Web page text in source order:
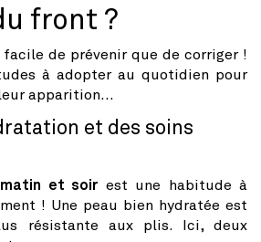
front ?
facile de prévenir que de corriger !
à adopter au quotidien pour
apparition...
et des soins
et soir est une habitude à
! Une peau bien hydratée est
résistante aux plis. Ici, deux